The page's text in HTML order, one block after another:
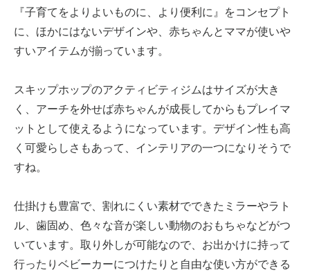
『子育てをよりよいものに、より便利に』をコンセプト
に、ほかにはないデザインや、赤ちゃんとママが使いや
すいアイテムが揃っています。
スキップホップのアクティビティジムはサイズが大き
く、アーチを外せば赤ちゃんが成長してからもプレイマ
ットとして使えるようになっています。デザイン性も高
く可愛らしさもあって、インテリアの一つになりそうで
すね。
仕掛けも豊富で、割れにくい素材でできたミラーやラト
ル、歯固め、色々な音が楽しい動物のおもちゃなどがつ
いています。取り外しが可能なので、お出かけに持って
行ったりベビーカーにつけたりと自由な使い方ができる